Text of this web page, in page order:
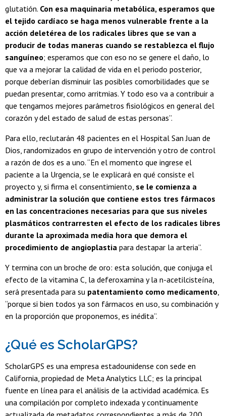
glutatión. Con esa maquinaria metabólica, esperamos que
el tejido cardíaco se haga menos vulnerable frente a la
acción deletérea de los radicales libres que se van a
producir de todas maneras cuando se restablezca el flujo
sanguíneo; esperamos que con eso no se genere el daño, lo
que va a mejorar la calidad de vida en el periodo posterior,
porque deberían disminuir las posibles comorbilidades que se
puedan presentar, como arritmias. Y todo eso va a contribuir a
que tengamos mejores parámetros fisiológicos en general del
corazón y del estado de salud de estas personas”.
Para ello, reclutarán 48 pacientes en el Hospital San Juan de
Dios, randomizados en grupo de intervención y otro de control
a razón de dos es a uno. “En el momento que ingrese el
paciente a la Urgencia, se le explicará en qué consiste el
proyecto y, si firma el consentimiento, se le comienza a
administrar la solución que contiene estos tres fármacos
en las concentraciones necesarias para que sus niveles
plasmáticos contrarresten el efecto de los radicales libres
durante la aproximada media hora que demora el
procedimiento de angioplastia para destapar la arteria”.
Y termina con un broche de oro: esta solución, que conjuga el
efecto de la vitamina C, la deferoxamina y la n-acetilcisteína,
será presentada para su patentamiento como medicamento
“porque si bien todos ya son fármacos en uso, su combinación y
en la proporción que proponemos, es inédita”.
¿Qué es ScholarGPS?
ScholarGPS es una empresa estadounidense con sede en
California, propiedad de Meta Analytics LLC; es la principal
fuente en línea para el análisis de la actividad académica. Es
una compilación por completo indexada y continuamente